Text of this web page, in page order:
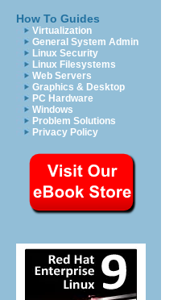
How To Guides
Virtualization
General System Admin
Linux Security
Linux Filesystems
Web Servers
Graphics & Desktop
PC Hardware
Windows
Problem Solutions
Privacy Policy